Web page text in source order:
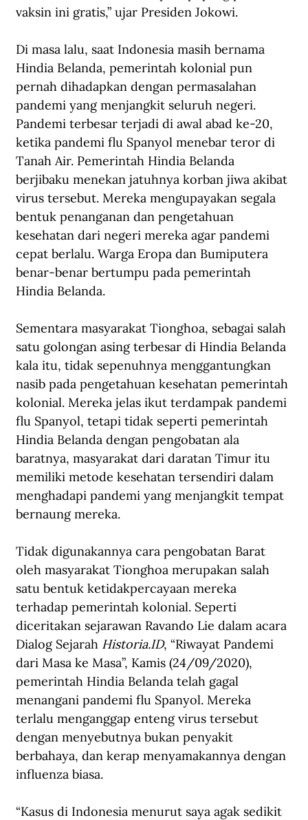
vaksin ini gratis,” ujar Presiden Jokowi.
Di masa lalu, saat Indonesia masih bernama
Hindia Belanda, pemerintah kolonial pun
pernah dihadapkan dengan permasalahan
pandemi yang menjangkit seluruh negeri.
Pandemi terbesar terjadi di awal abad ke-20,
ketika pandemi flu Spanyol menebar teror di
Tanah Air. Pemerintah Hindia Belanda
berjibaku menekan jatuhnya korban jiwa akibat
virus tersebut. Mereka mengupayakan segala
bentuk penanganan dan pengetahuan
kesehatan dari negeri mereka agar pandemi
cepat berlalu. Warga Eropa dan Bumiputera
benar-benar bertumpu pada pemerintah
Hindia Belanda.
Sementara masyarakat Tionghoa, sebagai salah
satu golongan asing terbesar di Hindia Belanda
kala itu, tidak sepenuhnya menggantungkan
nasib pada pengetahuan kesehatan pemerintah
kolonial. Mereka jelas ikut terdampak pandemi
flu Spanyol, tetapi tidak seperti pemerintah
Hindia Belanda dengan pengobatan ala
baratnya, masyarakat dari daratan Timur itu
memiliki metode kesehatan tersendiri dalam
menghadapi pandemi yang menjangkit tempat
bernaung mereka.
Tidak digunakannya cara pengobatan Barat
oleh masyarakat Tionghoa merupakan salah
satu bentuk ketidakpercayaan mereka
terhadap pemerintah kolonial. Seperti
diceritakan sejarawan Ravando Lie dalam acara
Dialog Sejarah Historia.ID, “Riwayat Pandemi
dari Masa ke Masa”, Kamis (24/09/2020),
pemerintah Hindia Belanda telah gagal
menangani pandemi flu Spanyol. Mereka
terlalu menganggap enteng virus tersebut
dengan menyebutnya bukan penyakit
berbahaya, dan kerap menyamakannya dengan
influenza biasa.
“Kasus di Indonesia menurut saya agak sedikit